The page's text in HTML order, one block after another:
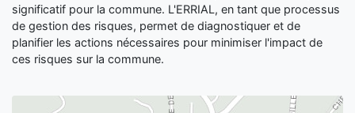
significatif pour la commune. L'ERRIAL, en tant que processus
de gestion des risques, permet de diagnostiquer et de
planifier les actions nécessaires pour minimiser l'impact de
ces risques sur la commune.